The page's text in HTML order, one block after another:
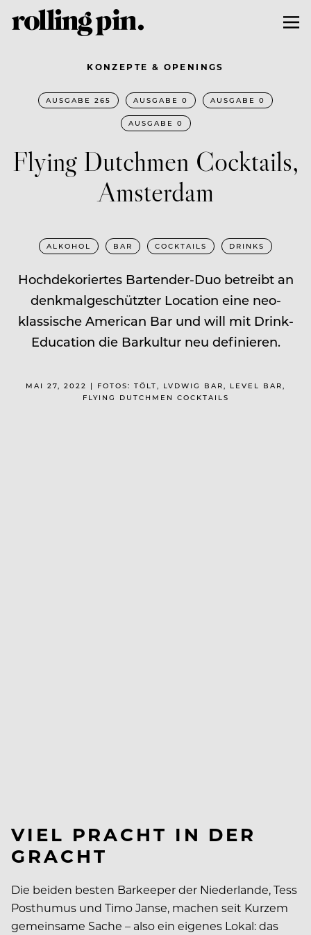
KONZEPTE & OPENINGS
AUSGABE 265 AUSGABE 0 AUSGABE 0
AUSGABE 0
Flying Dutchmen Cocktails,
Amsterdam
ALKOHOL BAR COCKTAILS DRINKS
Hochdekoriertes Bartender-Duo betreibt an
denkmalgeschützter Location eine neo-
klassische American Bar und will mit Drink-
Education die Barkultur neu definieren.
MAI 27, 2022 | FOTOS: TÖLT, LVDWIG BAR, LEVEL BAR,
FLYING DUTCHMEN COCKTAILS
VIEL PRACHT IN DER
GRACHT
Die beiden besten Barkeeper der Niederlande, Tess
Posthumus und Timo Janse, machen seit Kurzem
gemeinsame Sache – also ein eigenes Lokal: das